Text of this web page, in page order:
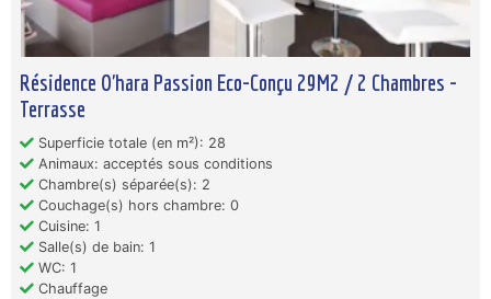
Résidence O'hara Passion Eco-Conçu 29M2 / 2 Chambres -
Terrasse
Superficie totale (en m²): 28
Animaux: acceptés sous conditions
Chambre(s) séparée(s): 2
Couchage(s) hors chambre: 0
Cuisine: 1
Salle(s) de bain: 1
WC: 1
Chauffage